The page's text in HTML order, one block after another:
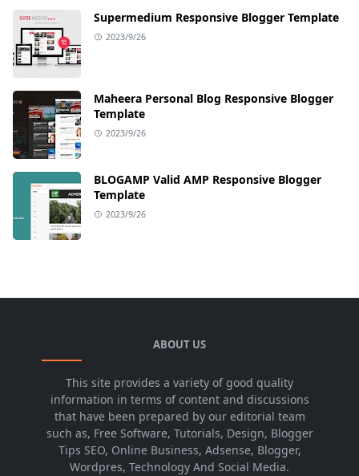
Supermedium Responsive Blogger Template
2023/9/26
Maheera Personal Blog Responsive Blogger
Template
2023/9/26
BLOGAMP Valid AMP Responsive Blogger
Template
2023/9/26
ABOUT US
This site provides a variety of good quality
information in terms of content and discussions
that have been prepared by our editorial team
such as, Free Software, Tutorials, Design, Blogger
Tips SEO, Online Business, Adsense, Blogger,
Wordpres, Technology And Social Media.